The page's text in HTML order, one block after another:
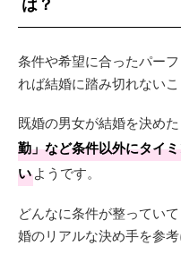
条件や希望に合ったパー
れば結婚に踏み切れないこ
既婚の男女が結婚を決めた
勤」など条件以外にタイ
いようです。
どんなに条件が整ってい
婚のリアルな決め手を参考